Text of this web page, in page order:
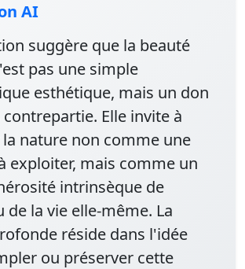
AI
suggère que la beauté
pas une simple
esthétique, mais un don
Elle invite à
nature non comme une
exploiter, mais comme un
intrinsèque de
de la vie elle-même. La
réside dans l'idée
ou préserver cette